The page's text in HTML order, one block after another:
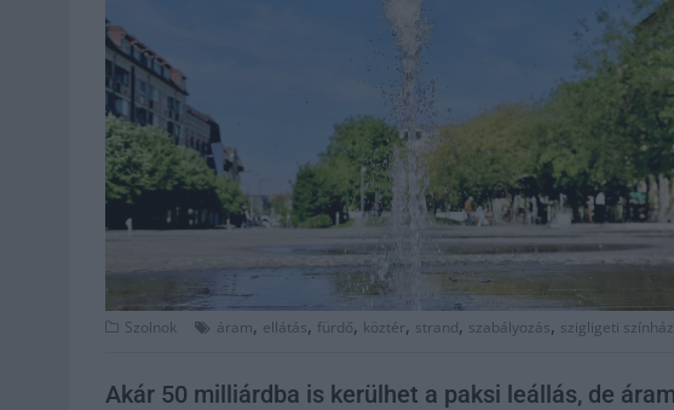
Szolnok áram, ellátás, fürdő, köztér, strand, szabályozás, szigligeti színház
Akár 50 milliárdba is kerülhet a paksi leállás, de